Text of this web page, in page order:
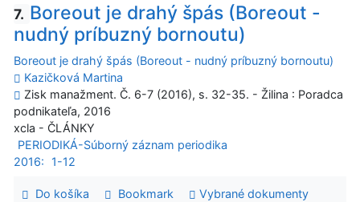
7. Boreout je drahý špás (Boreout -
nudný príbuzný bornoutu)
Boreout je drahý špás (Boreout - nudný príbuzný bornoutu)
Kazičková Martina
Zisk manažment. Č. 6-7 (2016), s. 32-35. - Žilina : Poradca
podnikateľa, 2016
xcla - ČLÁNKY
PERIODIKÁ-Súborný záznam periodika
2016:
1-12
Do košíka Bookmark Vybrané dokumenty